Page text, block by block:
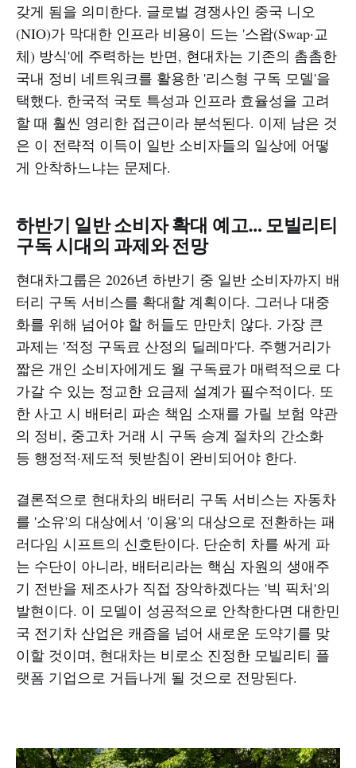
갖게 됨을 의미한다. 글로벌 경쟁사인 중국 니오
(NIO)가 막대한 인프라 비용이 드는 '스왑(Swap·교
체) 방식'에 주력하는 반면, 현대차는 기존의 촘촘한
국내 정비 네트워크를 활용한 '리스형 구독 모델'을
택했다. 한국적 국토 특성과 인프라 효율성을 고려
할 때 훨씬 영리한 접근이라 분석된다. 이제 남은 것
은 이 전략적 이득이 일반 소비자들의 일상에 어떻
게 안착하느냐는 문제다.
하반기 일반 소비자 확대 예고… 모빌리티
구독 시대의 과제와 전망
현대차그룹은 2026년 하반기 중 일반 소비자까지 배
터리 구독 서비스를 확대할 계획이다. 그러나 대중
화를 위해 넘어야 할 허들도 만만치 않다. 가장 큰
과제는 '적정 구독료 산정의 딜레마'다. 주행거리가
짧은 개인 소비자에게도 월 구독료가 매력적으로 다
가갈 수 있는 정교한 요금제 설계가 필수적이다. 또
한 사고 시 배터리 파손 책임 소재를 가릴 보험 약관
의 정비, 중고차 거래 시 구독 승계 절차의 간소화
등 행정적·제도적 뒷받침이 완비되어야 한다.
결론적으로 현대차의 배터리 구독 서비스는 자동차
를 '소유'의 대상에서 '이용'의 대상으로 전환하는 패
러다임 시프트의 신호탄이다. 단순히 차를 싸게 파
는 수단이 아니라, 배터리라는 핵심 자원의 생애주
기 전반을 제조사가 직접 장악하겠다는 '빅 픽처'의
발현이다. 이 모델이 성공적으로 안착한다면 대한민
국 전기차 산업은 캐즘을 넘어 새로운 도약기를 맞
이할 것이며, 현대차는 비로소 진정한 모빌리티 플
랫폼 기업으로 거듭나게 될 것으로 전망된다.